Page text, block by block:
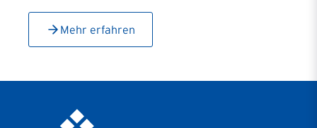
Mehr erfahren